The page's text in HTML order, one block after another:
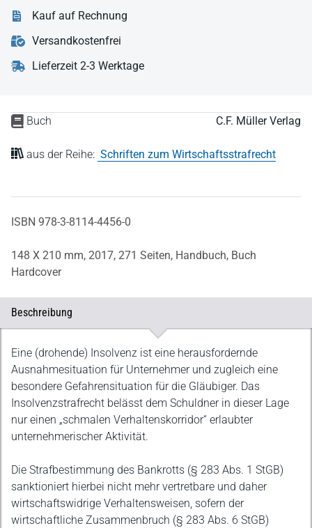
Buch C.F. Müller Verlag
aus der Reihe: Schriften zum Wirtschaftsstrafrecht
ISBN 978-3-8114-4456-0
148 X 210 mm, 2017, 271 Seiten, Handbuch, Buch
Hardcover
Kauf auf Rechnung
Versandkostenfrei
Lieferzeit 2-3 Werktage
Beschreibung
Beschreibung
Eine (drohende) Insolvenz ist eine herausfordernde
Ausnahmesituation für Unternehmer und zugleich eine
besondere Gefahrensituation für die Gläubiger. Das
Insolvenzstrafrecht belässt dem Schuldner in dieser Lage
nur einen „schmalen Verhaltenskorridor“ erlaubter
unternehmerischer Aktivität.
Die Strafbestimmung des Bankrotts (§ 283 Abs. 1 StGB)
sanktioniert hierbei nicht mehr vertretbare und daher
wirtschaftswidrige Verhaltensweisen, sofern der
wirtschaftliche Zusammenbruch (§ 283 Abs. 6 StGB)